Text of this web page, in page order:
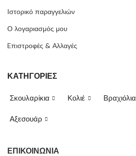
Ιστορικό παραγγελιών
Ο λογαριασμός μου
Eπιστροφές & Αλλαγές
ΚΑΤΗΓΟΡΙΕΣ
Σκουλαρίκια Κολιέ Βραχιόλια
Αξεσουάρ
ΕΠΙΚΟΙΝΩΝΙΑ